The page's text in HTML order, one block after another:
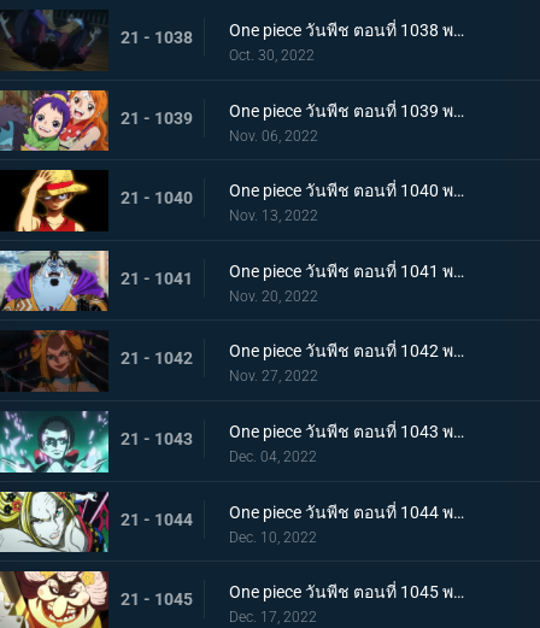
21 - 1038 One piece วันพีช ตอนที่ 1038 พากย์ไทย ท่าไม้ตายของนามิ! ศึกเสี่ยงตายของโอทามะ
Oct. 30, 2022
21 - 1039 One piece วันพีช ตอนที่ 1039 พากย์ไทย พวกพ้องเพิ่มพรวด กลุ่มหมวกฟางโต้กลับ
Nov. 06, 2022
21 - 1040 One piece วันพีช ตอนที่ 1040 พากย์ไทย ความภาคภูมิใจของนายท้าย จินเบเดือดจัด!
Nov. 13, 2022
21 - 1041 One piece วันพีช ตอนที่ 1041 พากย์ไทย ยอดศึกตัดสินสัตว์ประหลาด! ยามาโตะกับแฟรงกี้
Nov. 20, 2022
21 - 1042 One piece วันพีช ตอนที่ 1042 พากย์ไทย กับดักของผู้ล่า การยั่วยวนของแบล็คมาเรีย
Nov. 27, 2022
21 - 1043 One piece วันพีช ตอนที่ 1043 พากย์ไทย สะบั้นฝันร้าย บรู๊คดึงดาบน้ำแข็งออกจากฝัก
Dec. 04, 2022
21 - 1044 One piece วันพีช ตอนที่ 1044 พากย์ไทย คลัตช์ โรบินสวมอวตารปีศาจ
Dec. 10, 2022
21 - 1045 One piece วันพีช ตอนที่ 1045 พากย์ไทย คำสาป ภัยร้ายคืบคลานหาคิดกับโซโล
Dec. 17, 2022